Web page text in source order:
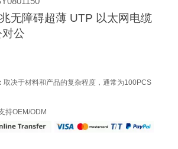
无障碍超薄 UTP 以太网电缆
公
取决于材料和产品的复杂程度，通常为100PCS
持OEM/ODM